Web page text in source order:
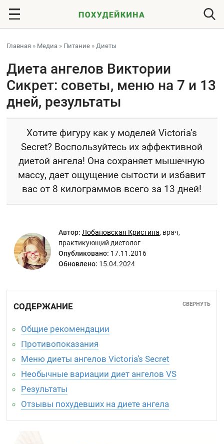
Главная » Медиа » Питание »Диеты
Диета ангелов Виктории
Сикрет: советы, меню на 7 и 13
дней, результаты
Хотите фигуру как у моделей Victoria’s
Secret? Воспользуйтесь их эффективной
диетой ангела! Она сохраняет мышечную
массу, дает ощущение сытости и избавит
вас от 8 килограммов всего за 13 дней!
Автор: Лобановская Кристина, врач,
практикующий диетолог
Опубликовано: 17.11.2016
Обновлено: 15.04.2024
СОДЕРЖАНИЕ СВЕРНУТЬ
Общие рекомендации
Противопоказания
Меню диеты ангелов Victoria’s Secret
Необычные вариации диет ангелов VS
Результаты
Отзывы похудевших на диете ангела